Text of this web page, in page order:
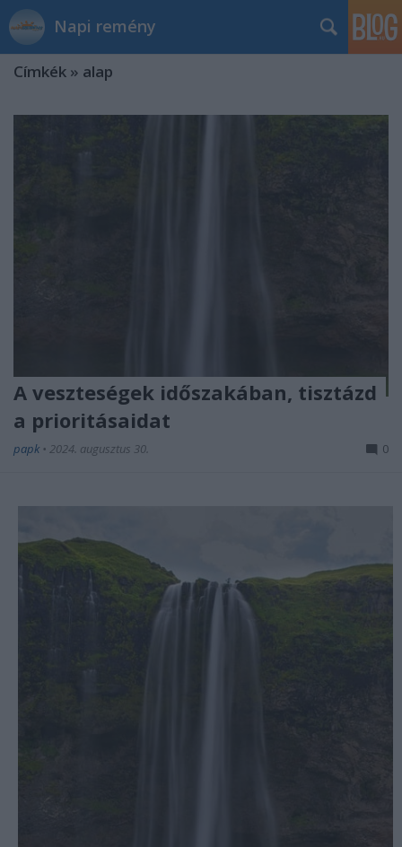
Napi remény
Címkék » alap
A veszteségek időszakában, tisztázd
a prioritásaidat
papk • 2024. augusztus 30. 0